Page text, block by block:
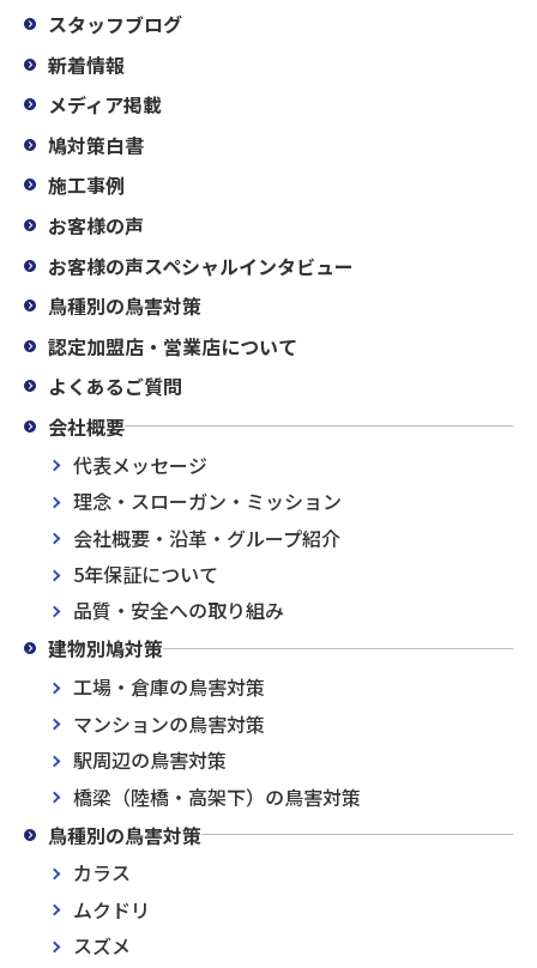
スタッフブログ
新着情報
メディア掲載
鳩対策白書
施工事例
お客様の声
お客様の声スペシャルインタビュー
鳥種別の鳥害対策
認定加盟店・営業店について
よくあるご質問
会社概要
代表メッセージ
理念・スローガン・ミッション
会社概要・沿革・グループ紹介
5年保証について
品質・安全への取り組み
建物別鳩対策
工場・倉庫の鳥害対策
マンションの鳥害対策
駅周辺の鳥害対策
橋梁（陸橋・高架下）の鳥害対策
鳥種別の鳥害対策
カラス
ムクドリ
スズメ